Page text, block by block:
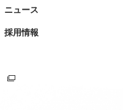
ニュース
採用情報